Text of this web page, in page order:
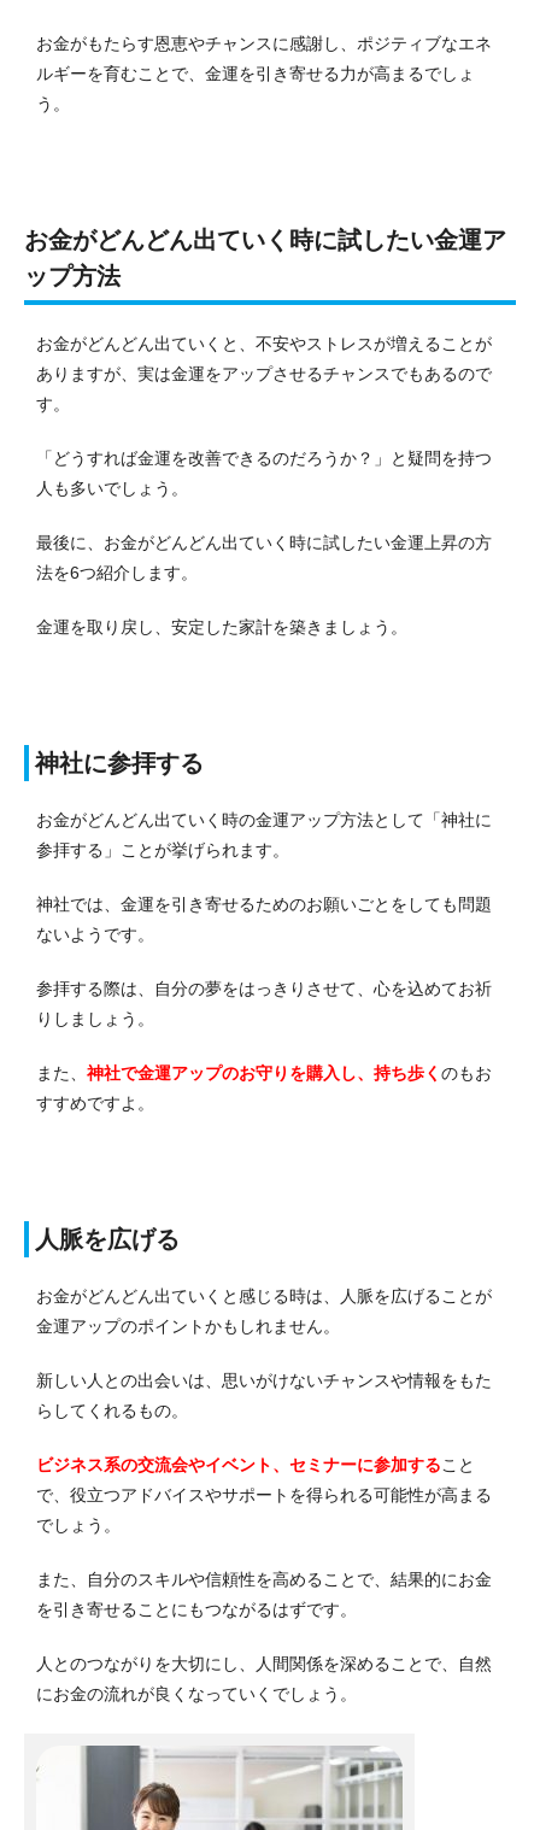
お金がもたらす恩恵やチャンスに感謝し、ポジティブなエネ
ルギーを育むことで、金運を引き寄せる力が高まるでしょ
う。
お金がどんどん出ていく時に試したい金運ア
ップ方法
お金がどんどん出ていくと、不安やストレスが増えることが
ありますが、実は金運をアップさせるチャンスでもあるので
す。
「どうすれば金運を改善できるのだろうか？」と疑問を持つ
人も多いでしょう。
最後に、お金がどんどん出ていく時に試したい金運上昇の方
法を6つ紹介します。
金運を取り戻し、安定した家計を築きましょう。
神社に参拝する
お金がどんどん出ていく時の金運アップ方法として「神社に
参拝する」ことが挙げられます。
神社では、金運を引き寄せるためのお願いごとをしても問題
ないようです。
参拝する際は、自分の夢をはっきりさせて、心を込めてお祈
りしましょう。
また、 神社で金運アップのお守りを購入し、持ち歩く のもお
すすめですよ。
人脈を広げる
お金がどんどん出ていくと感じる時は、人脈を広げることが
金運アップのポイントかもしれません。
新しい人との出会いは、思いがけないチャンスや情報をもた
らしてくれるもの。
ビジネス系の交流会やイベント、セミナーに参加すること
で、役立つアドバイスやサポートを得られる可能性が高まる
でしょう。
また、自分のスキルや信頼性を高めることで、結果的にお金
を引き寄せることにもつながるはずです。
人とのつながりを大切にし、人間関係を深めることで、自然
にお金の流れが良くなっていくでしょう。